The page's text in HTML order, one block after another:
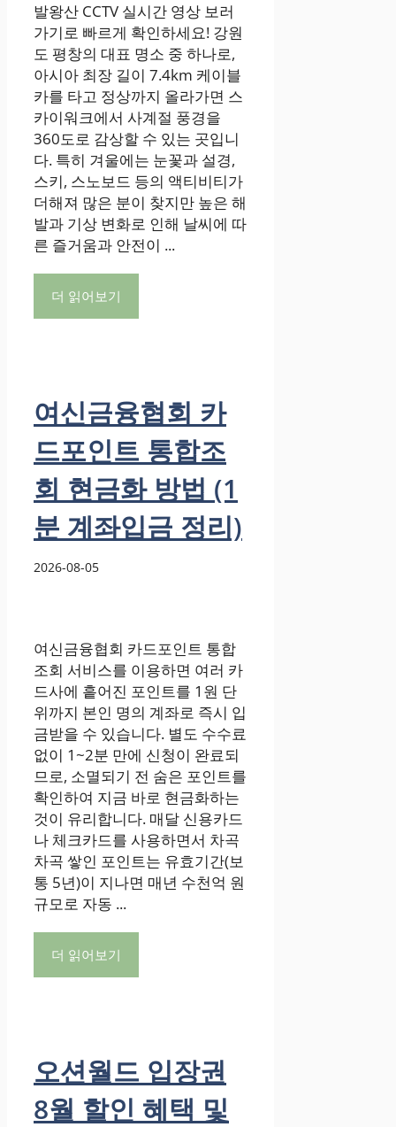
발왕산 CCTV 실시간 영상 보러
가기로 빠르게 확인하세요! 강원
도 평창의 대표 명소 중 하나로,
아시아 최장 길이 7.4km 케이블
카를 타고 정상까지 올라가면 스
카이워크에서 사계절 풍경을
360도로 감상할 수 있는 곳입니
다. 특히 겨울에는 눈꽃과 설경,
스키, 스노보드 등의 액티비티가
더해져 많은 분이 찾지만 높은 해
발과 기상 변화로 인해 날씨에 따
른 즐거움과 안전이 ...
더 읽어보기
여신금융협회 카
드포인트 통합조
회 현금화 방법 (1
분 계좌입금 정리)
2026-08-05
여신금융협회 카드포인트 통합
조회 서비스를 이용하면 여러 카
드사에 흩어진 포인트를 1원 단
위까지 본인 명의 계좌로 즉시 입
금받을 수 있습니다. 별도 수수료
없이 1~2분 만에 신청이 완료되
므로, 소멸되기 전 숨은 포인트를
확인하여 지금 바로 현금화하는
것이 유리합니다. 매달 신용카드
나 체크카드를 사용하면서 차곡
차곡 쌓인 포인트는 유효기간(보
통 5년)이 지나면 매년 수천억 원
규모로 자동 ...
더 읽어보기
오션월드 입장권
8월 할인 혜택 및